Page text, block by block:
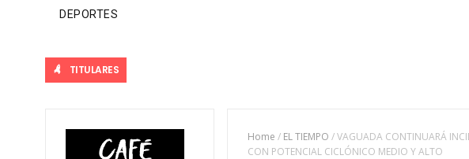
DEPORTES
TITULARES
Home / EL TIEMPO /VAGUADA CONTINUARÁ
CON POTENCIAL CICLÓNICO MEDIO Y ALTO